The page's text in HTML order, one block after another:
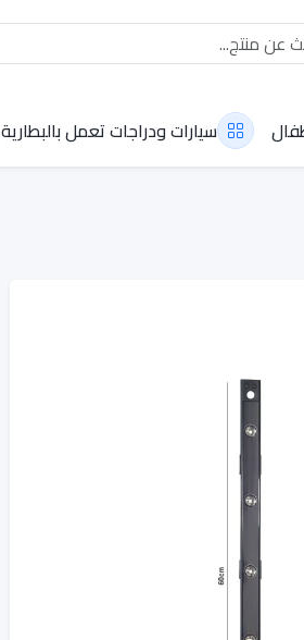
سيارات ودراجات تعمل بالبطارية